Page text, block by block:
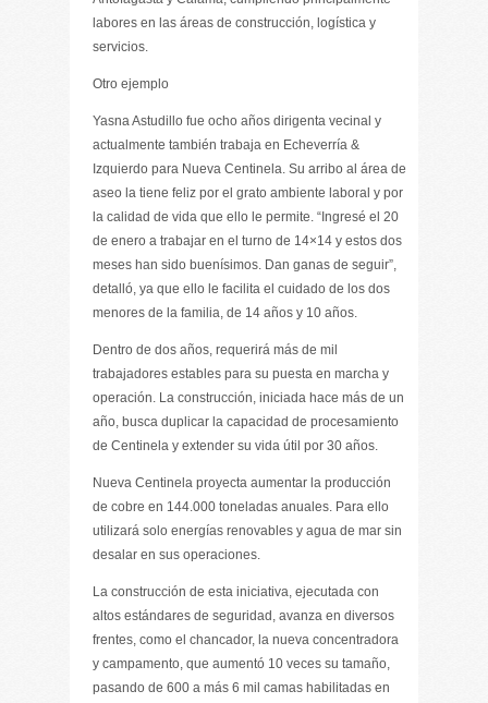
labores en las áreas de construcción, logística y
servicios.
Otro ejemplo
Yasna Astudillo fue ocho años dirigenta vecinal y
actualmente también trabaja en Echeverría &
Izquierdo para Nueva Centinela. Su arribo al área de
aseo la tiene feliz por el grato ambiente laboral y por
la calidad de vida que ello le permite. “Ingresé el 20
de enero a trabajar en el turno de 14×14 y estos dos
meses han sido buenísimos. Dan ganas de seguir”,
detalló, ya que ello le facilita el cuidado de los dos
menores de la familia, de 14 años y 10 años.
Dentro de dos años, requerirá más de mil
trabajadores estables para su puesta en marcha y
operación. La construcción, iniciada hace más de un
año, busca duplicar la capacidad de procesamiento
de Centinela y extender su vida útil por 30 años.
Nueva Centinela proyecta aumentar la producción
de cobre en 144.000 toneladas anuales. Para ello
utilizará solo energías renovables y agua de mar sin
desalar en sus operaciones.
La construcción de esta iniciativa, ejecutada con
altos estándares de seguridad, avanza en diversos
frentes, como el chancador, la nueva concentradora
y campamento, que aumentó 10 veces su tamaño,
pasando de 600 a más 6 mil camas habilitadas en